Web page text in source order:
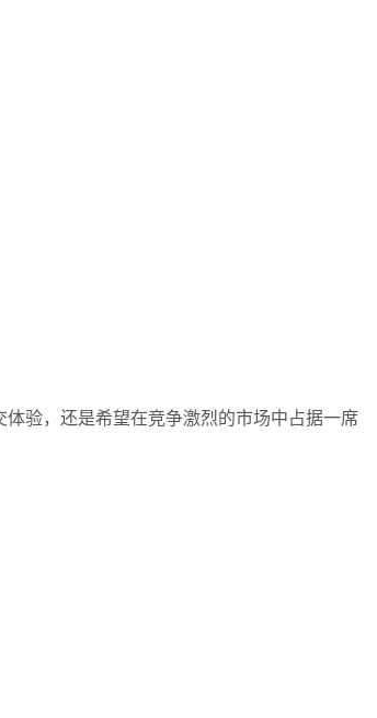
验，还是希望在竞争激烈的市场中占据一席